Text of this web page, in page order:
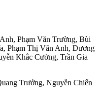
Phạm Văn Trường, Bùi
Phạm Thị Vân Anh, Dương
Khắc Cường, Trần Gia
Trưởng, Nguyễn Chiến